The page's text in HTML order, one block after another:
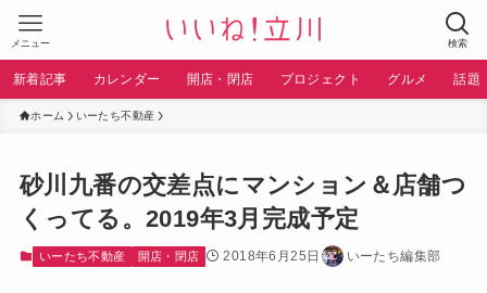
検索
メニュー
新着記事 カレンダー 開店・閉店 プロジェクト グルメ 話題
ホーム いーたち不動産
砂川九番の交差点にマンション＆店舗つ
くってる。2019年3月完成予定
いーたち不動産 開店・閉店 2018年6月25日 いーたち編集部